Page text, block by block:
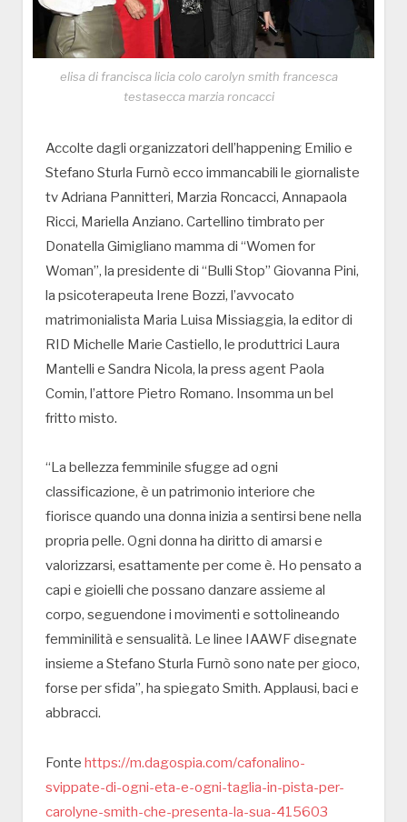
elisa di francisca licia colo carolyn smith francesca
testasecca marzia roncacci
Accolte dagli organizzatori dell’happening Emilio e
Stefano Sturla Furnò ecco immancabili le giornaliste
tv Adriana Pannitteri, Marzia Roncacci, Annapaola
Ricci, Mariella Anziano. Cartellino timbrato per
Donatella Gimigliano mamma di “Women for
Woman”, la presidente di “Bulli Stop” Giovanna Pini,
la psicoterapeuta Irene Bozzi, l’avvocato
matrimonialista Maria Luisa Missiaggia, la editor di
RID Michelle Marie Castiello, le produttrici Laura
Mantelli e Sandra Nicola, la press agent Paola
Comin, l’attore Pietro Romano. Insomma un bel
fritto misto.
“La bellezza femminile sfugge ad ogni
classificazione, è un patrimonio interiore che
fiorisce quando una donna inizia a sentirsi bene nella
propria pelle. Ogni donna ha diritto di amarsi e
valorizzarsi, esattamente per come è. Ho pensato a
capi e gioielli che possano danzare assieme al
corpo, seguendone i movimenti e sottolineando
femminilità e sensualità. Le linee IAAWF disegnate
insieme a Stefano Sturla Furnò sono nate per gioco,
forse per sfida”, ha spiegato Smith. Applausi, baci e
abbracci.
Fonte https://m.dagospia.com/cafonalino-
svippate-di-ogni-eta-e-ogni-taglia-in-pista-per-
carolyne-smith-che-presenta-la-sua-415603